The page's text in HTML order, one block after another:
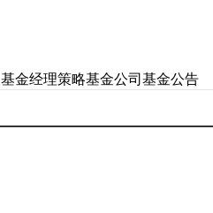
基金经理策略基金公司基金公告